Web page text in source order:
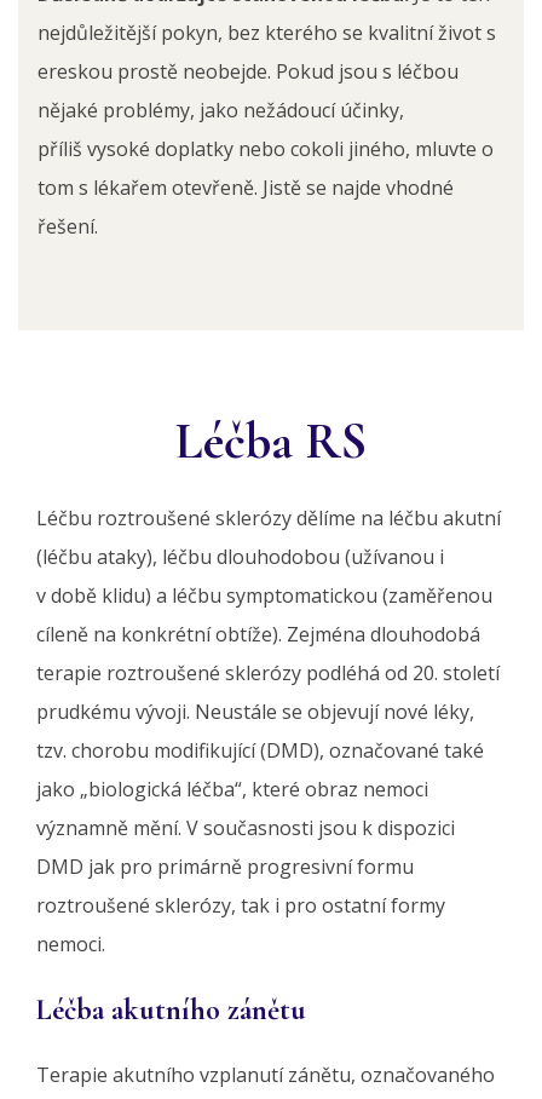
nejdůležitější pokyn, bez kterého se kvalitní život s
ereskou prostě neobejde. Pokud jsou s léčbou
nějaké problémy, jako nežádoucí účinky,
příliš vysoké doplatky nebo cokoli jiného, mluvte o
tom s lékařem otevřeně. Jistě se najde vhodné
řešení.
Léčba RS
Léčbu roztroušené sklerózy dělíme na léčbu akutní
(léčbu ataky), léčbu dlouhodobou (užívanou i
v době klidu) a léčbu symptomatickou (zaměřenou
cíleně na konkrétní obtíže). Zejména dlouhodobá
terapie roztroušené sklerózy podléhá od 20. století
prudkému vývoji. Neustále se objevují nové léky,
tzv. chorobu modifikující (DMD), označované také
jako „biologická léčba“, které obraz nemoci
významně mění. V současnosti jsou k dispozici
DMD jak pro primárně progresivní formu
roztroušené sklerózy, tak i pro ostatní formy
nemoci.
Léčba akutního zánětu
Terapie akutního vzplanutí zánětu, označovaného